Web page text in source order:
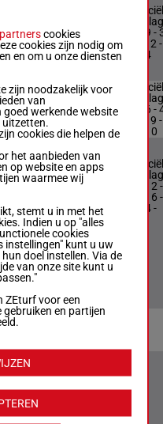
8 1000m
6 - 9 -
- 1 - 2 -
5 - 4
9 1000m23:40
7 - 6 -
- 8 - 9 -
1 - 10
1 - 12 -
11 - 6 -
7 - 4 -
partnerscookies
cookies zijn nodig om
en om u onze diensten
zijn noodzakelijk voor
van
goed werkende website
uitzetten.
cookies die helpen de
het aanbieden van
op website en apps
waarmee wij
stemt u in met het
Indien u op "alles
cookies
instellingen" kunt u uw
doel instellen. Via de
van onze site kunt u
ZEturf voor een
gebruiken en partijen